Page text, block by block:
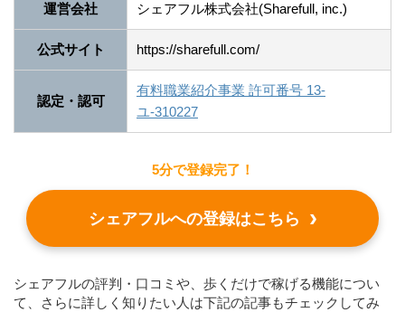
運営会社 シェアフル株式会社(Sharefull, inc.)
公式サイト https://sharefull.com/
認定・認可
有料職業紹介事業 許可番号 13-
ユ-310227
5分で登録完了！
シェアフルへの登録はこちら
シェアフルの評判・口コミや、歩くだけで稼げる機能につい
て、さらに詳しく知りたい人は下記の記事もチェックしてみ